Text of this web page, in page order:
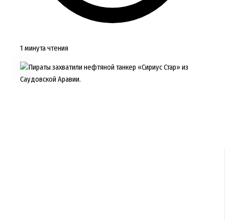
1 минута чтения
Пираты захватили нефтяной танкер «Сириус Стар» из
Саудовской Аравии.